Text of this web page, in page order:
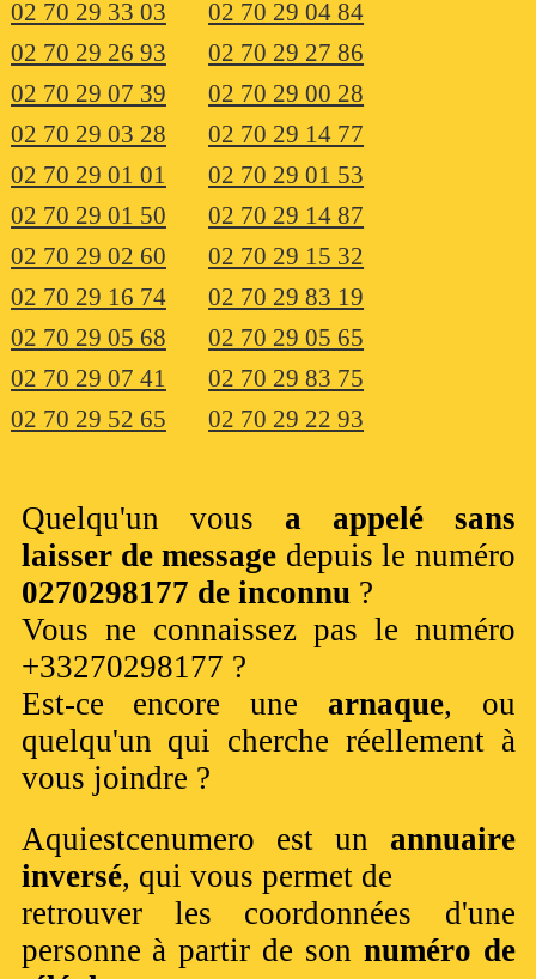
02 70 29 33 03
02 70 29 04 84
02 70 29 26 93
02 70 29 27 86
02 70 29 07 39
02 70 29 00 28
02 70 29 03 28
02 70 29 14 77
02 70 29 01 01
02 70 29 01 53
02 70 29 01 50
02 70 29 14 87
02 70 29 02 60
02 70 29 15 32
02 70 29 16 74
02 70 29 83 19
02 70 29 05 68
02 70 29 05 65
02 70 29 07 41
02 70 29 83 75
02 70 29 52 65
02 70 29 22 93
Quelqu'un vous a appelé sans
laisser de message depuis le numéro
0270298177 de inconnu?
Vous ne connaissez pas le numéro
+33270298177 ?
Est-ce encore une arnaque, ou
quelqu'un qui cherche réellement à
vous joindre ?
Aquiestcenumero est un annuaire
inversé, qui vous permet de
retrouver les coordonnées d'une
personne à partir de son numéro de